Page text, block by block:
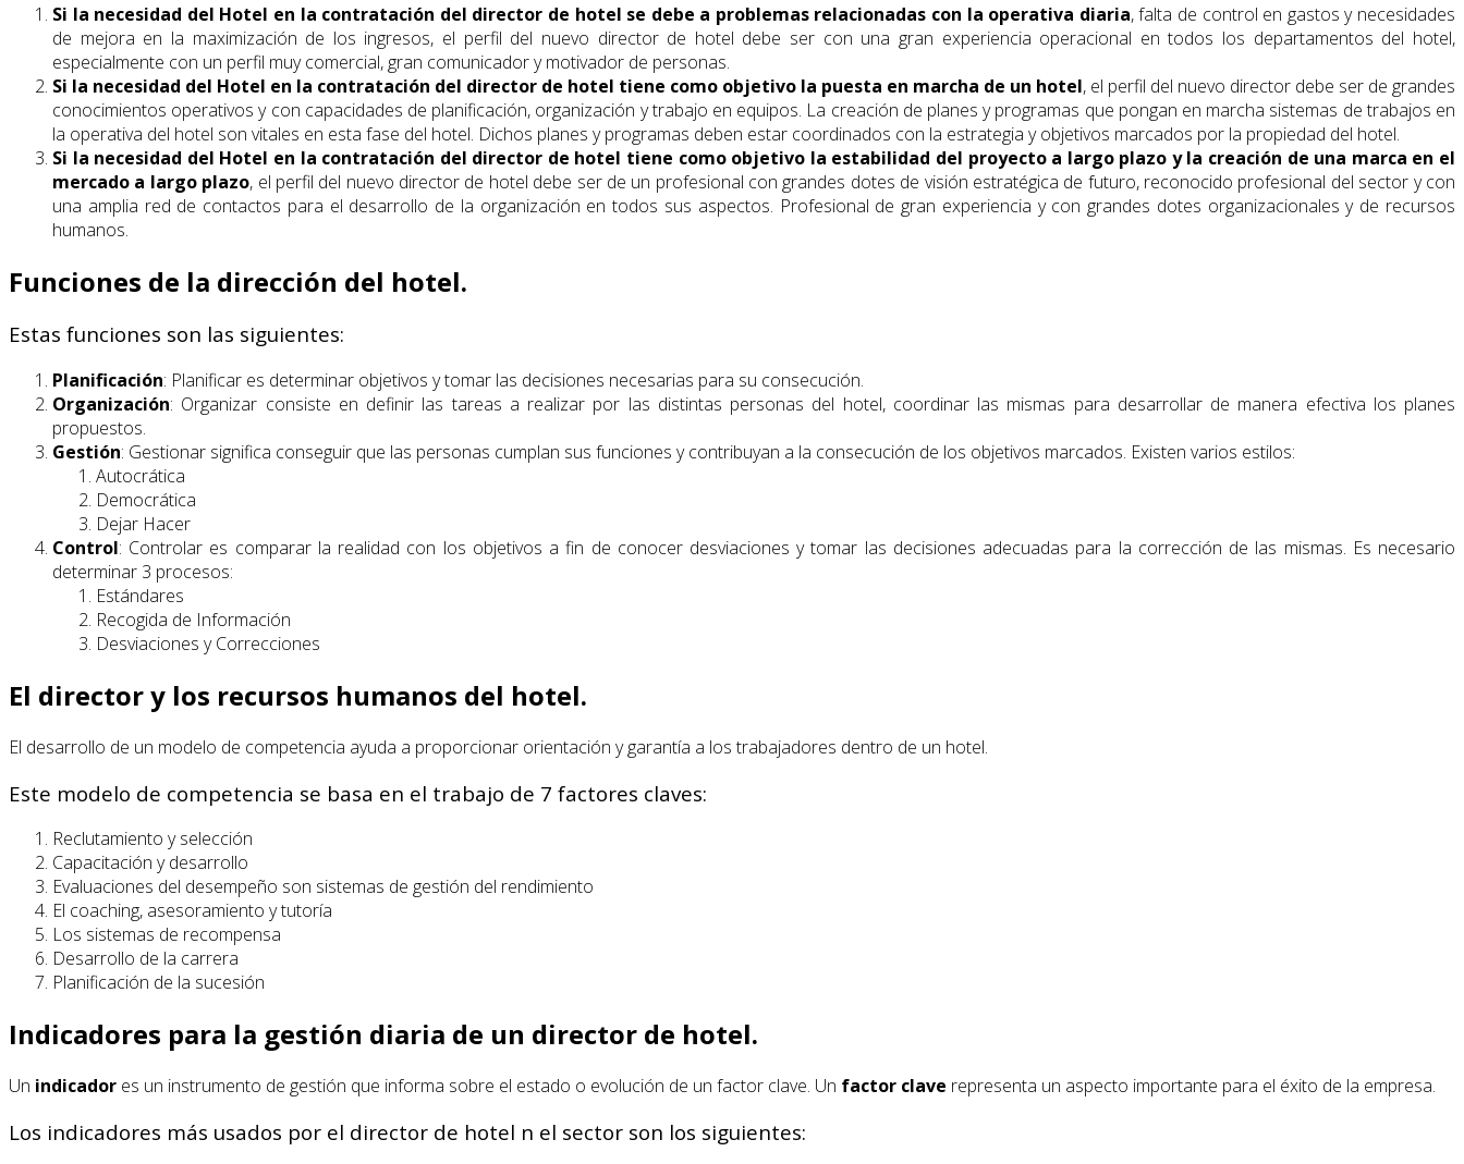
Si la necesidad del Hotel en la contratación del director de hotel se debe a problemas relacionadas con la operativa diaria, falta de control en gastos y necesidades
de mejora en la maximización de los ingresos, el perfil del nuevo director de hotel debe ser con una gran experiencia operacional en todos los departamentos del hotel,
especialmente con un perfil muy comercial, gran comunicador y motivador de personas.
Si la necesidad del Hotel en la contratación del director de hotel tiene como objetivo la puesta en marcha de un hotel, el perfil del nuevo director debe ser de grandes
conocimientos operativos y con capacidades de planificación, organización y trabajo en equipos. La creación de planes y programas que pongan en marcha sistemas de trabajos en
la operativa del hotel son vitales en esta fase del hotel. Dichos planes y programas deben estar coordinados con la estrategia y objetivos marcados por la propiedad del hotel.
Si la necesidad del Hotel en la contratación del director de hotel tiene como objetivo la estabilidad del proyecto a largo plazo y la creación de una marca en el
mercado a largo plazo, el perfil del nuevo director de hotel debe ser de un profesional con grandes dotes de visión estratégica de futuro, reconocido profesional del sector y con
una amplia red de contactos para el desarrollo de la organización en todos sus aspectos. Profesional de gran experiencia y con grandes dotes organizacionales y de recursos
humanos.
Funciones de la dirección del hotel.
Estas funciones son las siguientes:
Planificación: Planificar es determinar objetivos y tomar las decisiones necesarias para su consecución.
Organización: Organizar consiste en definir las tareas a realizar por las distintas personas del hotel, coordinar las mismas para desarrollar de manera efectiva los planes
propuestos.
Gestión: Gestionar significa conseguir que las personas cumplan sus funciones y contribuyan a la consecución de los objetivos marcados. Existen varios estilos:
Autocrática
Democrática
Dejar Hacer
Control: Controlar es comparar la realidad con los objetivos a fin de conocer desviaciones y tomar las decisiones adecuadas para la corrección de las mismas. Es necesario
determinar 3 procesos:
Estándares
Recogida de Información
Desviaciones y Correcciones
El director y los recursos humanos del hotel.
El desarrollo de un modelo de competencia ayuda a proporcionar orientación y garantía a los trabajadores dentro de un hotel.
Este modelo de competencia se basa en el trabajo de 7 factores claves:
Reclutamiento y selección
Capacitación y desarrollo
Evaluaciones del desempeño son sistemas de gestión del rendimiento
El coaching, asesoramiento y tutoría
Los sistemas de recompensa
Desarrollo de la carrera
Planificación de la sucesión
Indicadores para la gestión diaria de un director de hotel.
Un indicador es un instrumento de gestión que informa sobre el estado o evolución de un factor clave. Un factor clave representa un aspecto importante para el éxito de la empresa.
Los indicadores más usados por el director de hotel n el sector son los siguientes: